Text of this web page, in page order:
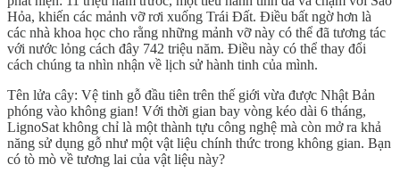
Hỏa, khiến các mảnh vỡ rơi xuống Trái Đất. Điều bất ngờ hơn là
các nhà khoa học cho rằng những mảnh vỡ này có thể đã tương tác
với nước lỏng cách đây 742 triệu năm. Điều này có thể thay đổi
cách chúng ta nhìn nhận về lịch sử hành tinh của mình.
Tên lửa cây: Vệ tinh gỗ đầu tiên trên thế giới vừa được Nhật Bản
phóng vào không gian! Với thời gian bay vòng kéo dài 6 tháng,
LignoSat không chỉ là một thành tựu công nghệ mà còn mở ra khả
năng sử dụng gỗ như một vật liệu chính thức trong không gian. Bạn
có tò mò về tương lai của vật liệu này?